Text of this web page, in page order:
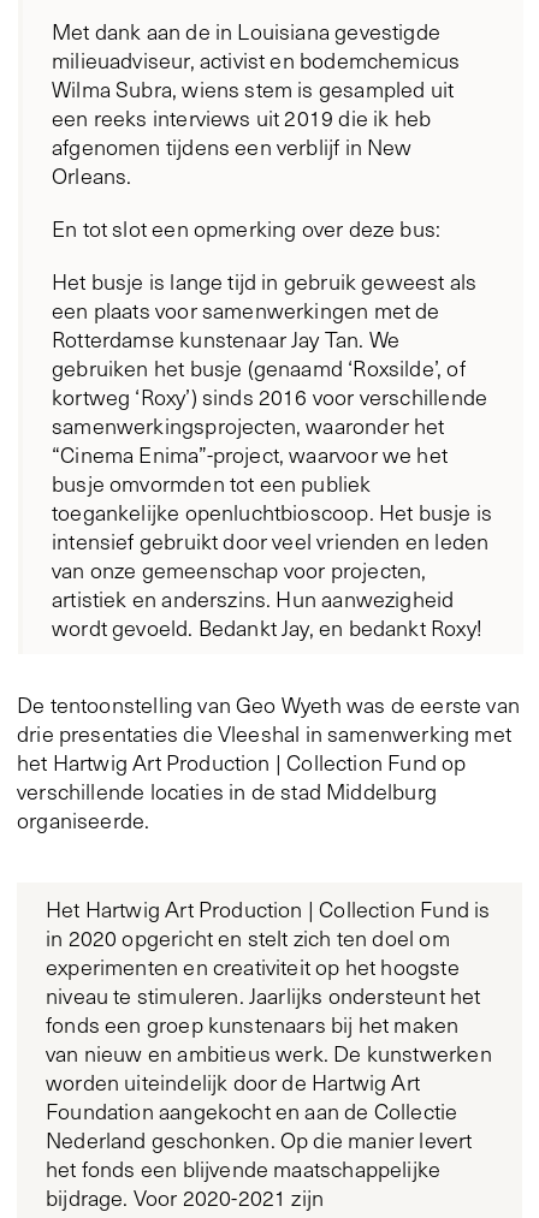
Met dank aan de in Louisiana gevestigde
milieuadviseur, activist en bodemchemicus
Wilma Subra, wiens stem is gesampled uit
een reeks interviews uit 2019 die ik heb
afgenomen tijdens een verblijf in New
Orleans.
En tot slot een opmerking over deze bus:
Het busje is lange tijd in gebruik geweest als
een plaats voor samenwerkingen met de
Rotterdamse kunstenaar Jay Tan. We
gebruiken het busje (genaamd ‘Roxsilde’, of
kortweg ‘Roxy’) sinds 2016 voor verschillende
samenwerkingsprojecten, waaronder het
“Cinema Enima”-project, waarvoor we het
busje omvormden tot een publiek
toegankelijke openluchtbioscoop. Het busje is
intensief gebruikt door veel vrienden en leden
van onze gemeenschap voor projecten,
artistiek en anderszins. Hun aanwezigheid
wordt gevoeld. Bedankt Jay, en bedankt Roxy!
De tentoonstelling van Geo Wyeth was de eerste van
drie presentaties die Vleeshal in samenwerking met
het Hartwig Art Production | Collection Fund op
verschillende locaties in de stad Middelburg
organiseerde.
Het Hartwig Art Production | Collection Fund is
in 2020 opgericht en stelt zich ten doel om
experimenten en creativiteit op het hoogste
niveau te stimuleren. Jaarlijks ondersteunt het
fonds een groep kunstenaars bij het maken
van nieuw en ambitieus werk. De kunstwerken
worden uiteindelijk door de Hartwig Art
Foundation aangekocht en aan de Collectie
Nederland geschonken. Op die manier levert
het fonds een blijvende maatschappelijke
bijdrage. Voor 2020-2021 zijn